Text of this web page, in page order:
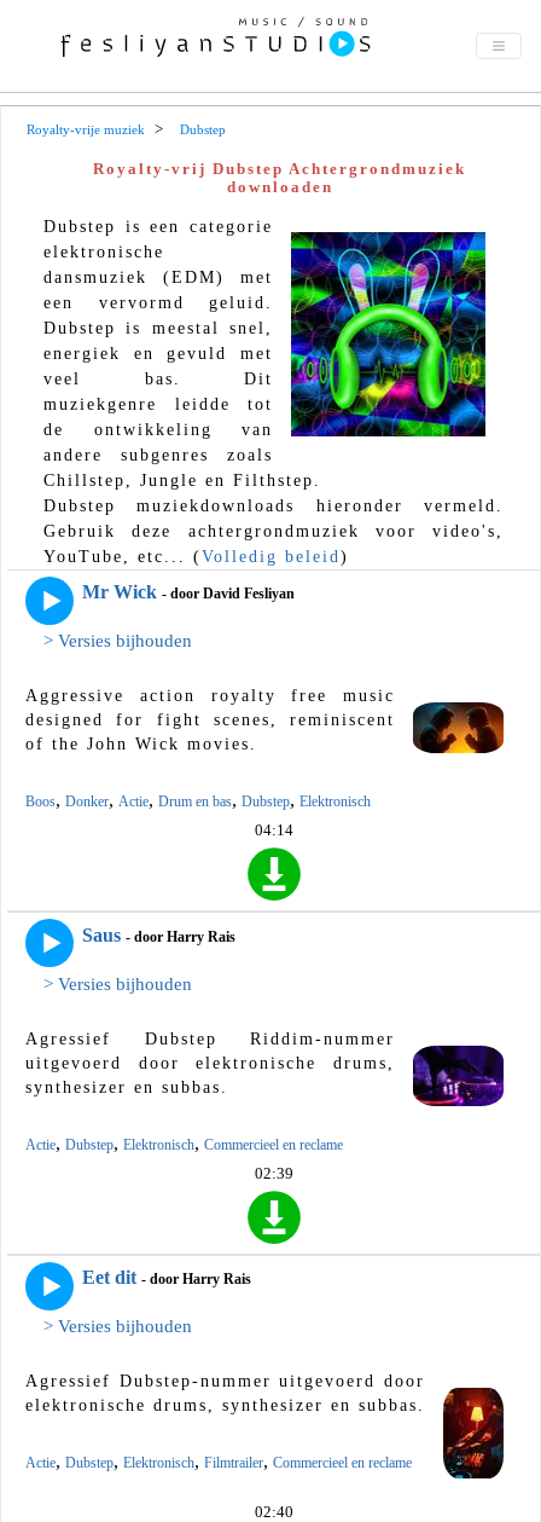
Royalty-vrije muziek Dubstep
Royalty-vrij Dubstep Achtergrondmuziek
downloaden
Dubstep is een categorie
elektronische
dansmuziek (EDM) met
een vervormd geluid.
Dubstep is meestal snel,
energiek en gevuld met
veel bas. Dit
muziekgenre leidde tot
de ontwikkeling van
andere subgenres zoals
Chillstep, Jungle en Filthstep.
Dubstep muziekdownloads hieronder vermeld.
Gebruik deze achtergrondmuziek voor video's,
YouTube, etc... (Volledig beleid)
Mr Wick - door David Fesliyan
> Versies bijhouden
Aggressive action royalty free music
designed for fight scenes, reminiscent
of the John Wick movies.
Boos, Donker, Actie, Drum en bas, Dubstep, Elektronisch
04:14
Saus - door Harry Rais
> Versies bijhouden
Agressief Dubstep Riddim-nummer
uitgevoerd door elektronische drums,
synthesizer en subbas.
Actie, Dubstep, Elektronisch, Commercieel en reclame
02:39
Eet dit - door Harry Rais
> Versies bijhouden
Agressief Dubstep-nummer uitgevoerd door
elektronische drums, synthesizer en subbas.
Actie, Dubstep, Elektronisch, Filmtrailer, Commercieel en reclame
02:40